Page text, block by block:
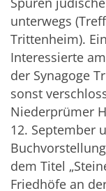
unterwegs
Trittenheim).
Interessierte
der Synagoge
sonst
Niederprümer
12. September
dem Titel
Friedhöfe an